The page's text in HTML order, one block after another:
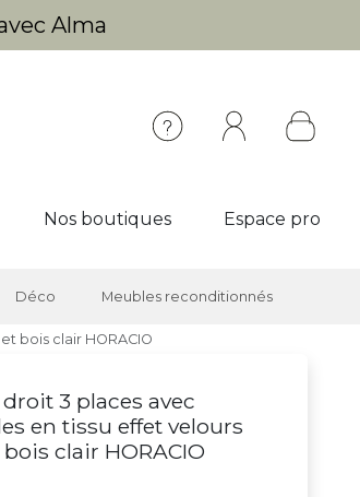
Alma
Nos boutiques Espace pro
Déco Meubles reconditionnés
bois clair HORACIO
3 places avec
en tissu effet velours
clair HORACIO